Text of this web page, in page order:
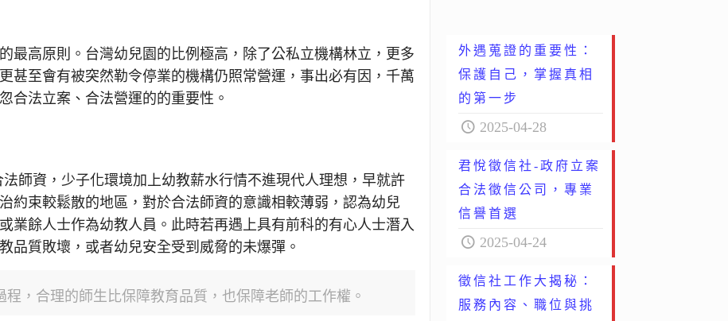
最高原則。台灣幼兒園的比例極高，除了公私立機構林立，更多
甚至會有被突然勒令停業的機構仍照常營運，事出必有因，千萬
合法立案、合法營運的的重要性。
師資，少子化環境加上幼教薪水行情不進現代人理想，早就許
約束較鬆散的地區，對於合法師資的意識相較薄弱，認為幼兒
業餘人士作為幼教人員。此時若再遇上具有前科的有心人士潛入
品質敗壞，或者幼兒安全受到威脅的未爆彈。
，合理的師生比保障教育品質，也保障老師的工作權。
外遇蒐證的重要性：
保護自己，掌握真相
的第一步
2025-04-28
君悅徵信社-政府立案
合法徵信公司，專業
信譽首選
2025-04-24
徵信社工作大揭秘：
服務內容、職位與挑